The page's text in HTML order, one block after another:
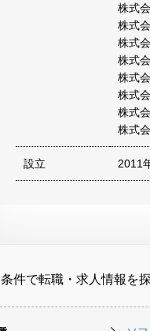
株式
株式
株式
株式
株式
株式
株式
株式
設立 2011
件で転職・求人情報を